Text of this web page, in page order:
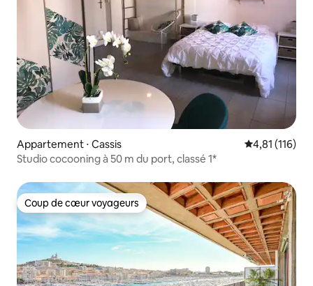
Appartement ⋅ Cassis Évaluation
4,81 (116)
Studio cocooning à 50 m du port, classé 1*
Coup de cœur voyageurs
Coup de cœur voyageurs